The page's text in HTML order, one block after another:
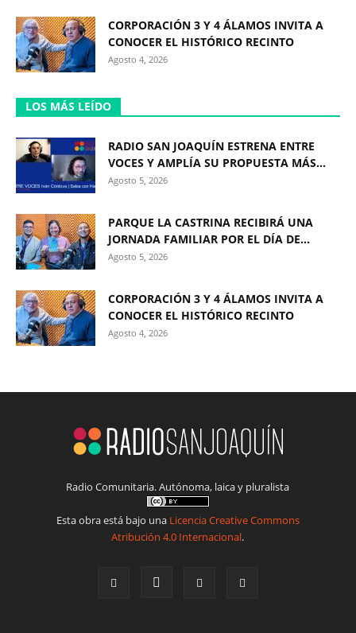
CORPORACIÓN 3 Y 4 ÁLAMOS INVITA A
CONOCER EL HISTÓRICO RECINTO
Agosto 4, 2026
LOS MÁS LEÍDO
RADIO SAN JOAQUÍN ESTRENA ENTRE
VOCES Y AMPLÍA SU PROPUESTA MÁS...
Agosto 5, 2026
PARQUE LA CASTRINA RECIBIRÁ UNA
JORNADA FAMILIAR POR EL DÍA DE...
Agosto 5, 2026
CORPORACIÓN 3 Y 4 ÁLAMOS INVITA A
CONOCER EL HISTÓRICO RECINTO
Agosto 4, 2026
Radio Comunitaria. Autónoma, laica y pluralista
Esta obra está bajo una Licencia Creative Commons
Atribución 4.0 Internacional.